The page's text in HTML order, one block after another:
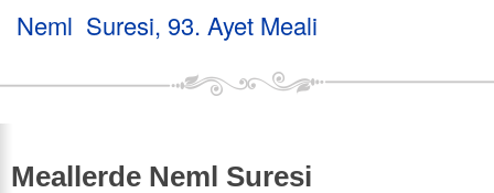
Neml Suresi, 93. Ayet Meali
Meallerde Neml Suresi